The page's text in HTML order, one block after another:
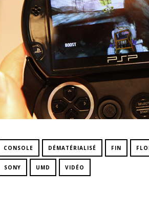
CONSOLE DÉMATÉRIALISÉ FIN
SONY UMD VIDÉO